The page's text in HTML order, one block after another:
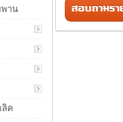
สอบถามรา
พาน
ลิค